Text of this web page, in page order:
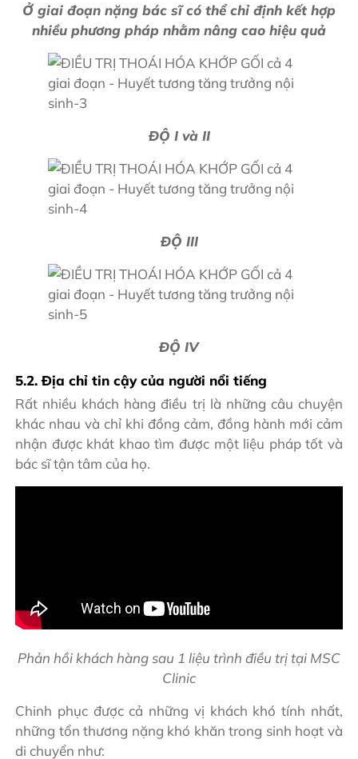
Ở giai đoạn nặng bác sĩ có thể chỉ định kết hợp
nhiều phương pháp nhằm nâng cao hiệu quả
ĐỘ I và II
ĐỘ III
ĐỘ IV
5.2. Địa chỉ tin cậy của người nổi tiếng
Rất nhiều khách hàng điều trị là những câu chuyện
khác nhau và chỉ khi đồng cảm, đồng hành mới cảm
nhận được khát khao tìm được một liệu pháp tốt và
bác sĩ tận tâm của họ.
Phản hồi khách hàng sau 1 liệu trình điều trị tại MSC
Clinic
Chinh phục được cả những vị khách khó tính nhất,
những tổn thương nặng khó khăn trong sinh hoạt và
di chuyển như: